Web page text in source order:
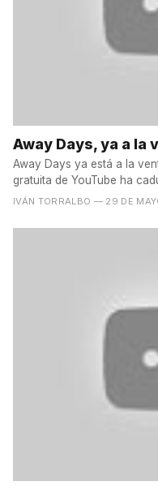
Away Days, ya a la
Away Days ya está a la
gratuita de YouTube ha
IVÁN TORRALBO — 29 DE